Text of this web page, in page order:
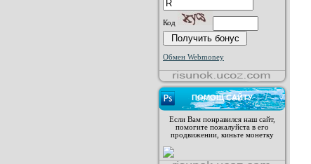
Код
Обмен Webmoney
ПОМОЩ САЙТУ
Если Вам понравился наш сайт,
помогите пожалуйста в его
продвижении, киньте монетку